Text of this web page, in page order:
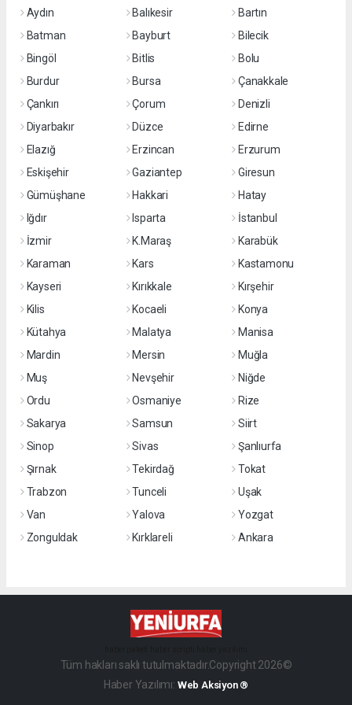
Aydın
Balıkesir
Bartın
Batman
Bayburt
Bilecik
Bingöl
Bitlis
Bolu
Burdur
Bursa
Çanakkale
Çankırı
Çorum
Denizli
Diyarbakır
Düzce
Edirne
Elazığ
Erzincan
Erzurum
Eskişehir
Gaziantep
Giresun
Gümüşhane
Hakkari
Hatay
Iğdır
Isparta
İstanbul
İzmir
K.Maraş
Karabük
Karaman
Kars
Kastamonu
Kayseri
Kırıkkale
Kırşehir
Kilis
Kocaeli
Konya
Kütahya
Malatya
Manisa
Mardin
Mersin
Muğla
Muş
Nevşehir
Niğde
Ordu
Osmaniye
Rize
Sakarya
Samsun
Siirt
Sinop
Sivas
Şanlıurfa
Şırnak
Tekirdağ
Tokat
Trabzon
Tunceli
Uşak
Van
Yalova
Yozgat
Zonguldak
Kırklareli Ankara
Tüm hakları saklı tutulmaktadır.Copyright 2026©
Haber Yazılımı: Web Aksiyon ®